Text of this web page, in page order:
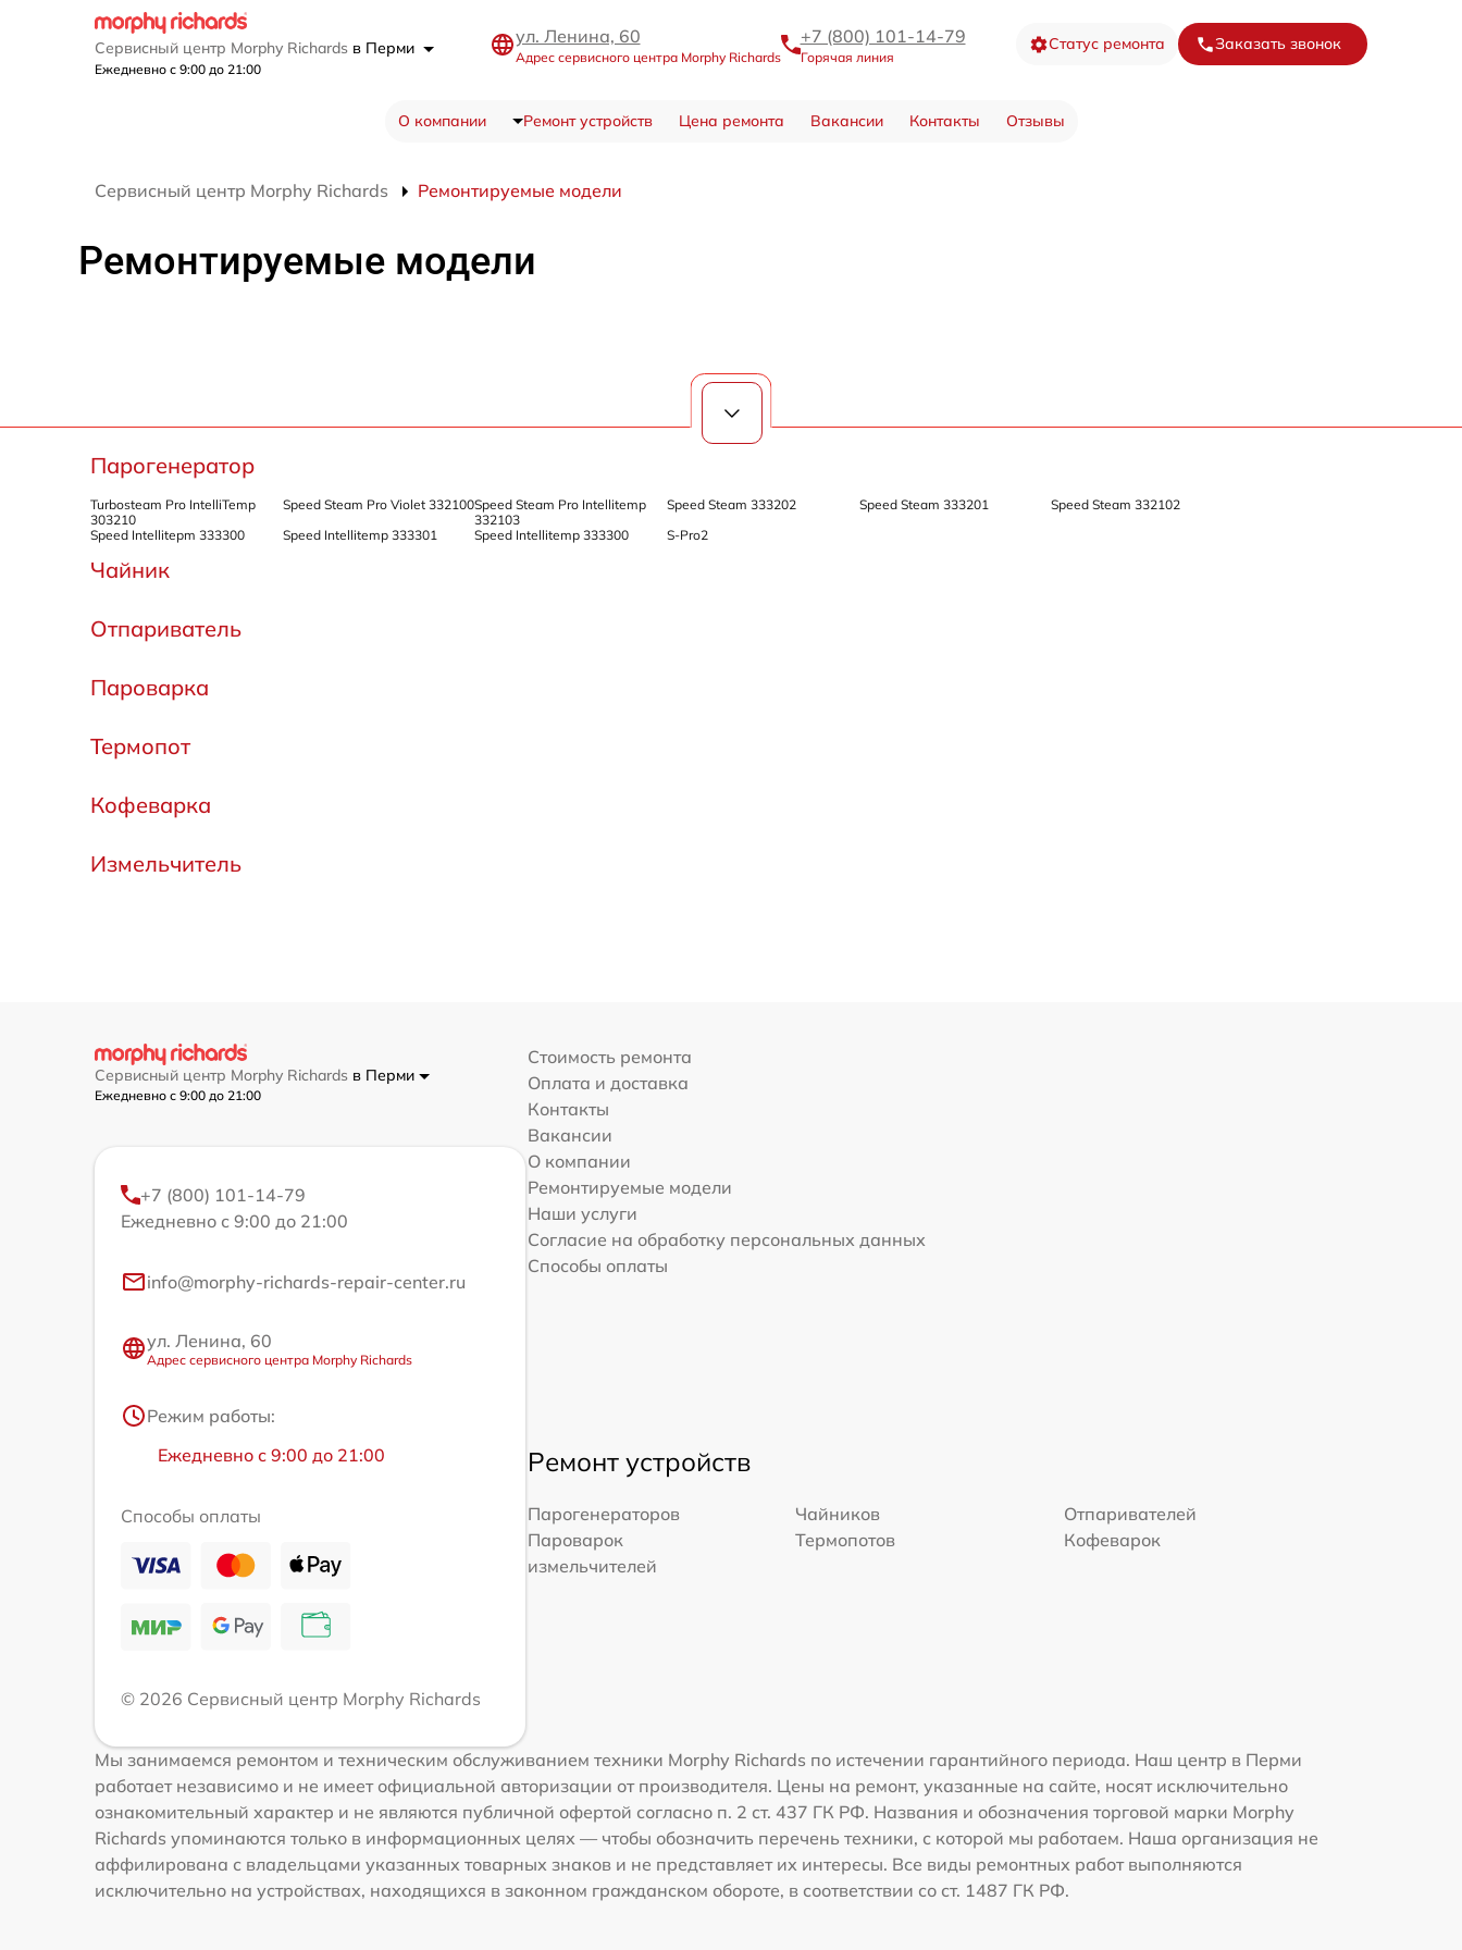
Сервисный центр Morphy Richards в Перми
Ежедневно с 9:00 до 21:00
ул. Ленина, 60
Адрес сервисного центра Morphy Richards
+7 (800) 101-14-79
Горячая линия
Статус ремонта Заказать звонок
О компании Ремонт устройств Цена ремонта Вакансии Контакты Отзывы
Сервисный центр Morphy Richards Ремонтируемые модели
Ремонтируемые модели
Парогенератор
Turbosteam Pro IntelliTemp
303210
Speed Steam Pro Violet 332100Speed Steam Pro Intellitemp
332103
Speed Steam 333202 Speed Steam 333201
Speed Steam 332102
Speed Intellitepm 333300
Speed Intellitemp 333301 Speed Intellitemp 333300 S-Pro2
Чайник
Отпариватель
Пароварка
Термопот
Кофеварка
Измельчитель
Сервисный центр Morphy Richards в Перми
Ежедневно с 9:00 до 21:00
+7 (800) 101-14-79
Ежедневно с 9:00 до 21:00
info@morphy-richards-repair-center.ru
ул. Ленина, 60
Адрес сервисного центра Morphy Richards
Режим работы:
Ежедневно с 9:00 до 21:00
Способы оплаты
© 2026 Сервисный центр Morphy Richards
Стоимость ремонта
Оплата и доставка
Контакты
Вакансии
О компании
Ремонтируемые модели
Наши услуги
Согласие на обработку персональных данных
Способы оплаты
Ремонт устройств
Парогенераторов Чайников
Отпаривателей
Пароварок
Термопотов
Кофеварок
измельчителей
Мы занимаемся ремонтом и техническим обслуживанием техники Morphy Richards по истечении гарантийного периода. Наш центр в Перми
работает независимо и не имеет официальной авторизации от производителя. Цены на ремонт, указанные на сайте, носят исключительно
ознакомительный характер и не являются публичной офертой согласно п. 2 ст. 437 ГК РФ. Названия и обозначения торговой марки Morphy
Richards упоминаются только в информационных целях — чтобы обозначить перечень техники, с которой мы работаем. Наша организация не
аффилирована с владельцами указанных товарных знаков и не представляет их интересы. Все виды ремонтных работ выполняются
исключительно на устройствах, находящихся в законном гражданском обороте, в соответствии со ст. 1487 ГК РФ.